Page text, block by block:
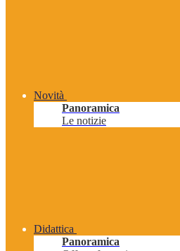
Novità
Panoramica
Le notizie
Didattica
Panoramica